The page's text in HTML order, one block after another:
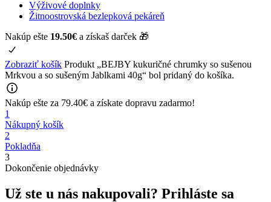
Výživové doplnky
Žitnoostrovská bezlepková pekáreň
Nakúp ešte 19.50€ a získaš darček 🎁
Zobraziť košík Produkt „BEJBY kukuričné chrumky so sušenou
Mrkvou a so sušeným Jablkami 40g“ bol pridaný do košíka.
Nakúp ešte za 79.40€ a získate dopravu zadarmo!
1
Nákupný košík
2
Pokladňa
3
Dokončenie objednávky
Už ste u nás nakupovali? Prihláste sa